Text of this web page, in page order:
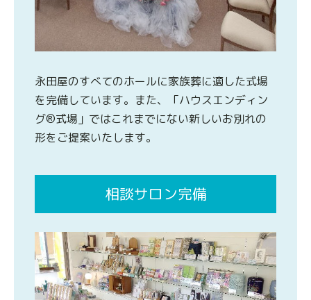
永田屋のすべてのホールに家族葬に適した式場
を完備しています。また、「ハウスエンディン
グ®式場」ではこれまでにない新しいお別れの
形をご提案いたします。
相談サロン完備